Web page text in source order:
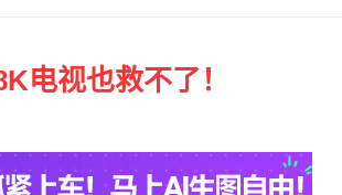
电视也救不了！